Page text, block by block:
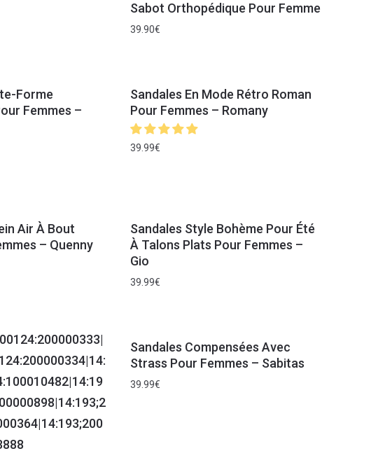
Sabot Orthopédique Pour Femme
39.90€
Forme
Femmes –
Sandales En Mode Rétro Roman
Pour Femmes – Romany
39.99€
Air À Bout
– Quenny
Sandales Style Bohème Pour Été
À Talons Plats Pour Femmes –
Gio
39.99€
Sandales Compensées Avec
Strass Pour Femmes – Sabitas
39.99€